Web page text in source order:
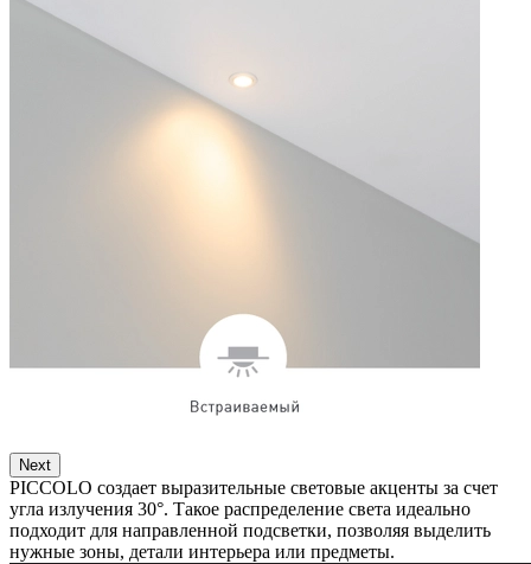
Next
PICCOLO создает выразительные световые акценты за счет
угла излучения 30°. Такое распределение света идеально
подходит для направленной подсветки, позволяя выделить
нужные зоны, детали интерьера или предметы.